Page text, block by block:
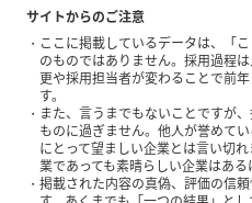
サイトからのご注意
ここに掲載しているデータは、「
のものではありません。採用過程
更や採用担当者が変わることで前
す。
また、言うまでもないことですが
ものに過ぎません。他人が誉めて
にとって望ましい企業とは言い切
業であっても素晴らしい企業はある
掲載された内容の真偽、評価の信